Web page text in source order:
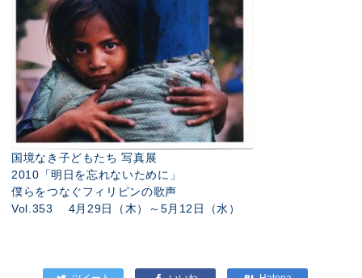
国境なき子どもたち 写真展
2010「明日を忘れないために」
僕らをつなぐフィリピンの歌声
Vol.353 4月29日（木）～5月12日（水）